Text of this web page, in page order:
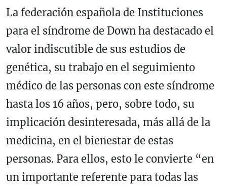
La federación española de Instituciones
para el síndrome de Down ha destacado el
valor indiscutible de sus estudios de
genética, su trabajo en el seguimiento
médico de las personas con este síndrome
hasta los 16 años, pero, sobre todo, su
implicación desinteresada, más allá de la
medicina, en el bienestar de estas
personas. Para ellos, esto le convierte “en
un importante referente para todas las